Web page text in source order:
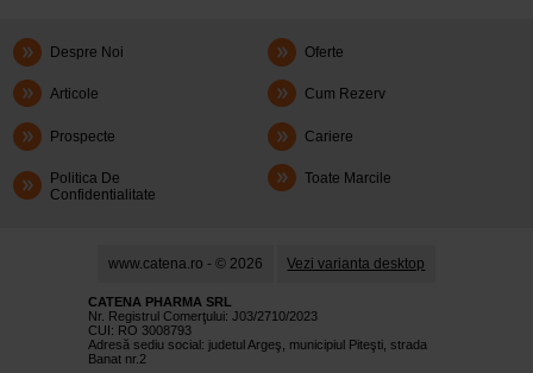
Despre Noi Oferte
Articole Cum Rezerv
Prospecte Cariere
Politica De
Confidentialitate
Toate Marcile
www.catena.ro - © 2026 Vezi varianta desktop
CATENA PHARMA SRL
Nr. Registrul Comerţului: J03/2710/2023
CUI: RO 3008793
Adresă sediu social: judetul Argeş, municipiul Piteşti, strada
Banat nr.2